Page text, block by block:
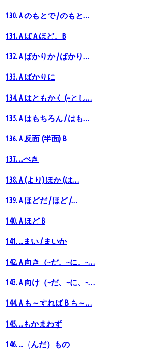
130. A のもとで / のもと…
131. A ば A ほど、B
132. A ばかりか / ばかり…
133. A ばかりに
134. A はともかく (~とし…
135. A はもちろん / はも…
136. A 反面 (半面) B
137. ...べき
138. A (より) ほか (は…
139. A ほどだ / ほど /…
140. A ほど B
141. ...まい / まいか
142. A 向き（~だ、~に、~…
143. A 向け（~だ、~に、~…
144. A も～すれば B も～…
145. ...もかまわず
146. ...（んだ）もの